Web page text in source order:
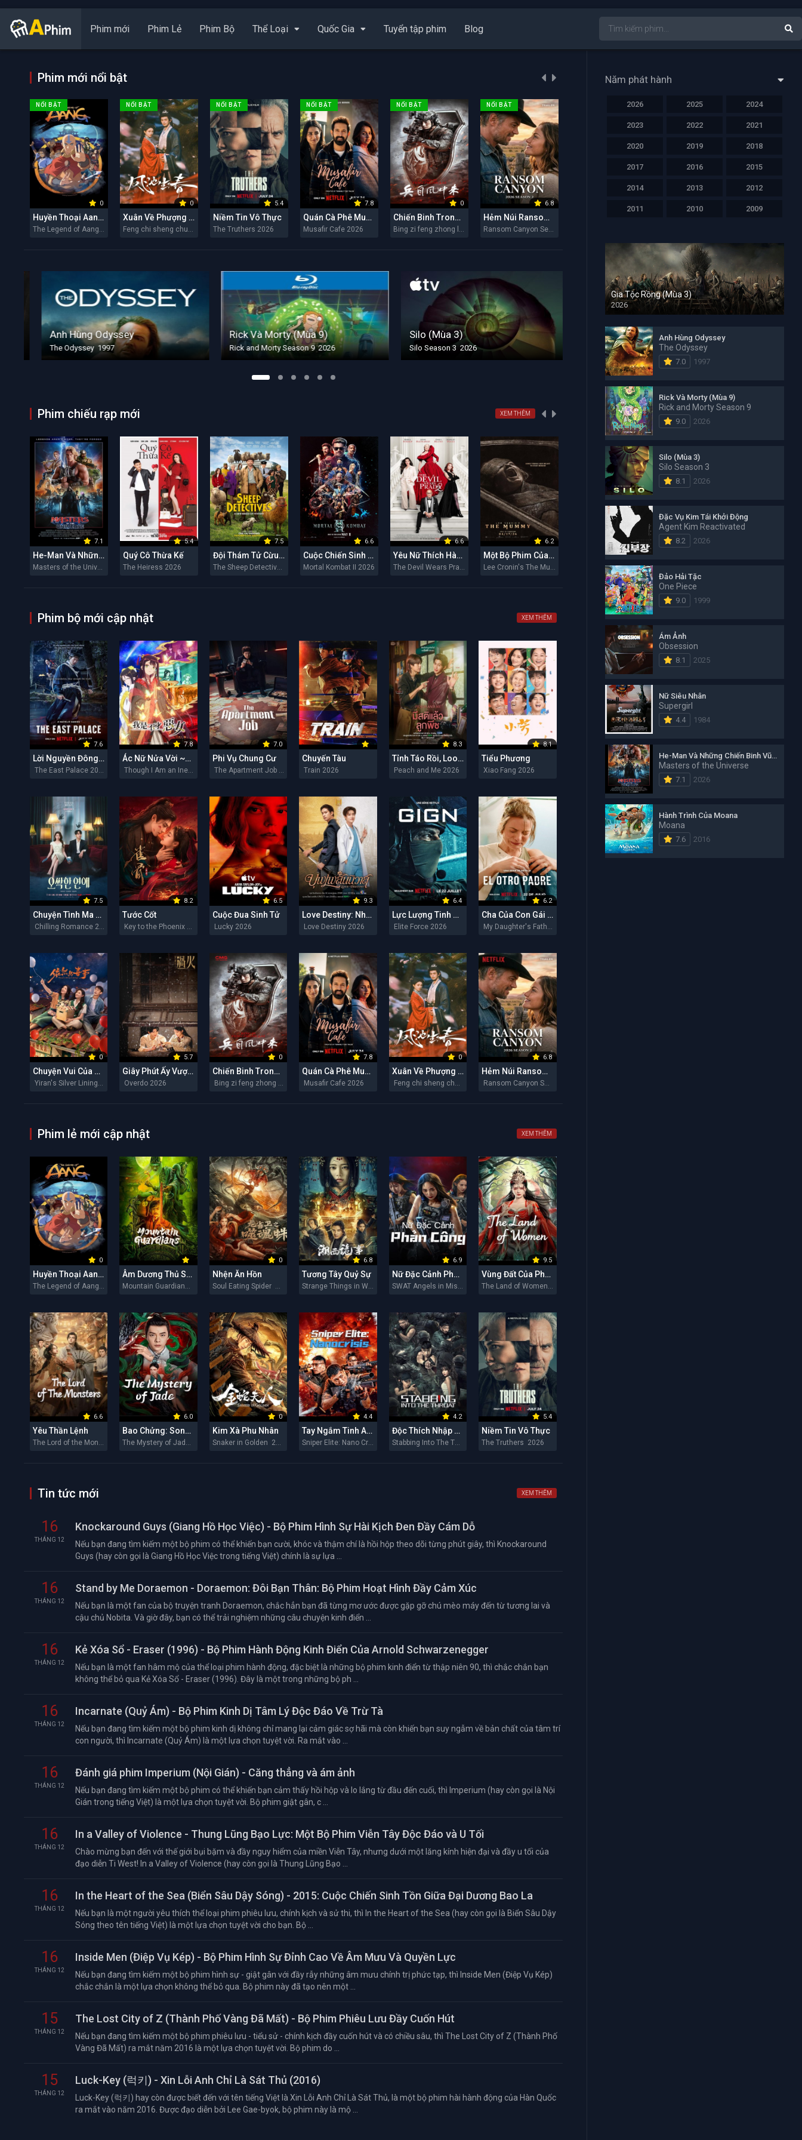
Phim mới Phim Lẻ Phim Bộ Thể Loại Quốc Gia Tuyển tập phim Blog
Phim mới nổi bật
0
NỔI BẬT
Huyền Thoại Aang: Tiết Khí Sư Cuối Cùng
The Legend of Aang: The Last Airbender 2026
0
NỔI BẬT
Xuân Về Phượng Trì
Feng chi sheng chun 2026
5.4
NỔI BẬT
Niềm Tin Vô Thực
The Truthers 2026
7.8
NỔI BẬT
Quán Cà Phê Musafir
Musafir Cafe 2026
0
NỔI BẬT
Chiến Binh Trong Gió
Bing zi feng zhong lai 2026
6.8
NỔI BẬT
Hẻm Núi Ransom (Mùa 2)
Ransom Canyon Season 2 2026
NỔI BẬT NỔI BẬT
Anh Hùng Odyssey
The Odyssey 1997
Rick Và Morty (Mùa 9)
Rick and Morty Season 9 2026
Silo (Mùa 3)
Silo Season 3 2026
Đặc Vụ Kim Tái Khởi Động
Agent Kim Reactivated 2026
Phim chiếu rạp mới XEM THÊM
7.1
He-Man Và Những Chiến Binh Vũ Trụ
5.4
Quý Cô Thừa Kế
The Heiress 2026
7.5
Đội Thám Tử Cừu: Án Mạng Lúc Nửa Đêm
6.6
Cuộc Chiến Sinh Tử II
Mortal Kombat II 2026
6.6
Yêu Nữ Thích Hàng Hiệu 2
6.2
Một Bộ Phim Của Lee Cronin: Xác Ướp
5.8
Mother Mary: Hào Quang Đơn Độc
Mother Mary 2026
Phim bộ mới cập nhật XEM THÊM
7.6
Lời Nguyền Đông Cung
The East Palace 2026
7.8
Ác Nữ Nửa Vời ~Truyền Kì Hoán Hồn Đổi Xác~
Though I Am an Inept Villainess 2026
7.0
Phi Vụ Chung Cư
The Apartment Job 2026
Chuyến Tàu
Train 2026
8.3
Tỉnh Táo Rồi, Lookpeach
Peach and Me 2026
8.1
Tiểu Phương
Xiao Fang 2026
7.5
Chuyện Tình Ma Quái
Chilling Romance 2026
8.2
Tước Cốt
Key to the Phoenix Heart 2026
6.5
Cuộc Đua Sinh Tử
Lucky 2026
9.3
Love Destiny: Nhân Duyên Tiền Định
Love Destiny 2026
6.4
Lực Lượng Tinh Nhuệ
Elite Force 2026
6.2
Cha Của Con Gái Tôi
My Daughter's Father 2026
0
Chuyện Vui Của Y Nhiên
5.7
Giây Phút Ấy Vượt Giới Hạn
Overdo 2026
0
Chiến Binh Trong Gió
7.8
Quán Cà Phê Musafir
Musafir Cafe 2026
0
Xuân Về Phượng Trì
6.8
Hẻm Núi Ransom (Mùa 2)
Phim lẻ mới cập nhật XEM THÊM
0
Huyền Thoại Aang: Tiết Khí Sư Cuối Cùng
The Legend of Aang: The Last Airbender 2026
Âm Dương Thủ Sơn Nhân
Mountain Guardians 2026
0
Nhện Ăn Hồn
Soul Eating Spider 2026
6.8
Tương Tây Quỷ Sự
Strange Things in Western Hunan 2026
6.9
Nữ Đặc Cảnh Phản Công
SWAT Angels in Mission 2026
9.5
Vùng Đất Của Phụ Nữ
The Land of Women 2026
6.6
Yêu Thần Lệnh
The Lord of the Monsters 2026
6.0
Bao Chửng: Song Ngư Quỷ Sự
The Mystery of Jade 2026
0
Kim Xà Phu Nhân
Snaker in Golden 2026
4.4
Tay Ngắm Tinh Anh: Nguy Cơ Nano
Sniper Elite: Nano Crisis 2026
4.2
Độc Thích Nhập Hầu
Stabbing Into The Throat 2026
5.4
Niềm Tin Vô Thực
The Truthers 2026
Tin tức mới XEM THÊM
16
THÁNG 12
Knockaround Guys (Giang Hồ Học Việc) - Bộ Phim Hình Sự Hài Kịch Đen Đầy Cám Dỗ
Nếu bạn đang tìm kiếm một bộ phim có thể khiến bạn cười, khóc và thậm chí là hồi hộp theo dõi từng phút giây, thì Knockaround
Guys (hay còn gọi là Giang Hồ Học Việc trong tiếng Việt) chính là sự lựa ...
16
THÁNG 12
Stand by Me Doraemon - Doraemon: Đôi Bạn Thân: Bộ Phim Hoạt Hình Đầy Cảm Xúc
Nếu bạn là một fan của bộ truyện tranh Doraemon, chắc hẳn bạn đã từng mơ ước được gặp gỡ chú mèo máy đến từ tương lai và
cậu chủ Nobita. Và giờ đây, bạn có thể trải nghiệm những câu chuyện kinh điển ...
16
THÁNG 12
Kẻ Xóa Sổ - Eraser (1996) - Bộ Phim Hành Động Kinh Điển Của Arnold Schwarzenegger
Nếu bạn là một fan hâm mộ của thể loại phim hành động, đặc biệt là những bộ phim kinh điển từ thập niên 90, thì chắc chắn bạn
không thể bỏ qua Kẻ Xóa Sổ - Eraser (1996). Đây là một trong những bộ ph ...
16
THÁNG 12
Incarnate (Quỷ Ám) - Bộ Phim Kinh Dị Tâm Lý Độc Đáo Về Trừ Tà
Nếu bạn đang tìm kiếm một bộ phim kinh dị không chỉ mang lại cảm giác sợ hãi mà còn khiến bạn suy ngẫm về bản chất của tâm trí
con người, thì Incarnate (Quỷ Ám) là một lựa chọn tuyệt vời. Ra mắt vào ...
16
THÁNG 12
Đánh giá phim Imperium (Nội Gián) - Căng thẳng và ám ảnh
Nếu bạn đang tìm kiếm một bộ phim có thể khiến bạn cảm thấy hồi hộp và lo lắng từ đầu đến cuối, thì Imperium (hay còn gọi là Nội
Gián trong tiếng Việt) là một lựa chọn tuyệt vời. Bộ phim giật gân, c ...
16
THÁNG 12
In a Valley of Violence - Thung Lũng Bạo Lực: Một Bộ Phim Viễn Tây Độc Đáo và U Tối
Chào mừng bạn đến với thế giới bụi bặm và đầy nguy hiểm của miền Viễn Tây, nhưng dưới một lăng kính hiện đại và đầy u tối của
đạo diễn Ti West! In a Valley of Violence (hay còn gọi là Thung Lũng Bạo ...
16
THÁNG 12
In the Heart of the Sea (Biển Sâu Dậy Sóng) - 2015: Cuộc Chiến Sinh Tồn Giữa Đại Dương Bao La
Nếu bạn là một người yêu thích thể loại phim phiêu lưu, chính kịch và sử thi, thì In the Heart of the Sea (hay còn gọi là Biển Sâu Dậy
Sóng theo tên tiếng Việt) là một lựa chọn tuyệt vời cho bạn. Bộ ...
16
THÁNG 12
Inside Men (Điệp Vụ Kép) - Bộ Phim Hình Sự Đỉnh Cao Về Âm Mưu Và Quyền Lực
Nếu bạn đang tìm kiếm một bộ phim hình sự - giật gân với đầy rẫy những âm mưu chính trị phức tạp, thì Inside Men (Điệp Vụ Kép)
chắc chắn là một lựa chọn không thể bỏ qua. Bộ phim này đã tạo nên một ...
15
THÁNG 12
The Lost City of Z (Thành Phố Vàng Đã Mất) - Bộ Phim Phiêu Lưu Đầy Cuốn Hút
Nếu bạn đang tìm kiếm một bộ phim phiêu lưu - tiểu sử - chính kịch đầy cuốn hút và có chiều sâu, thì The Lost City of Z (Thành Phố
Vàng Đã Mất) ra mắt năm 2016 là một lựa chọn tuyệt vời. Bộ phim do ...
15
THÁNG 12
Luck-Key (럭키) - Xin Lỗi Anh Chỉ Là Sát Thủ (2016)
Luck-Key (럭키) hay còn được biết đến với tên tiếng Việt là Xin Lỗi Anh Chỉ Là Sát Thủ, là một bộ phim hài hành động của Hàn Quốc
ra mắt vào năm 2016. Được đạo diễn bởi Lee Gae-byok, bộ phim này là mộ ...
Năm phát hành
2026 2025 2024
2023 2022 2021
2020 2019 2018
2017 2016 2015
2014 2013 2012
2011 2010 2009
Gia Tộc Rồng (Mùa 3)
2026
Anh Hùng Odyssey
The Odyssey
7.0 1997
Rick Và Morty (Mùa 9)
Rick and Morty Season 9
9.0 2026
Silo (Mùa 3)
Silo Season 3
8.1 2026
Đặc Vụ Kim Tái Khởi Động
Agent Kim Reactivated
8.2 2026
Đảo Hải Tặc
One Piece
9.0 1999
Ám Ảnh
Obsession
8.1 2025
Nữ Siêu Nhân
Supergirl
4.4 1984
He-Man Và Những Chiến Binh Vũ Trụ
Masters of the Universe
7.1 2026
Hành Trình Của Moana
Moana
7.6 2016